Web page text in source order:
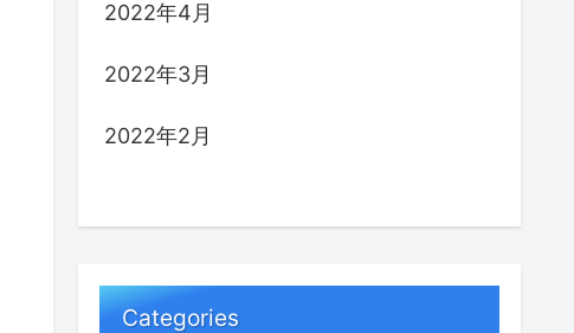
2022年4月
2022年3月
2022年2月
Categories